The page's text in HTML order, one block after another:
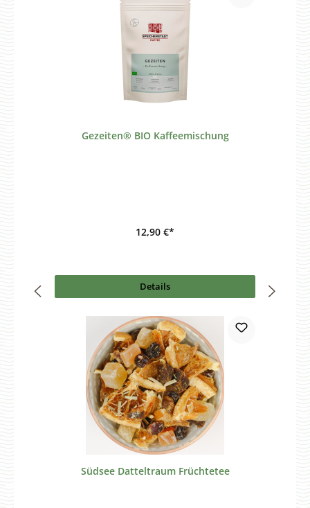
Gezeiten® BIO Kaffeemischung
12,90 €*
Details
Südsee Datteltraum Früchtetee